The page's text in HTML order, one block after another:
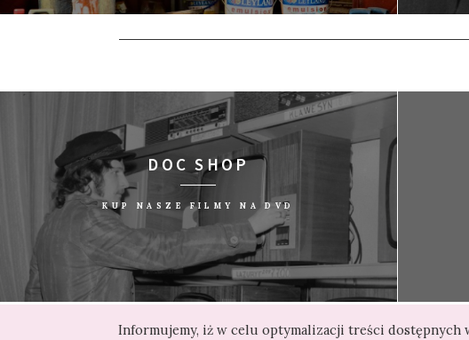
Informujemy, iż w celu optymalizacji treści dostępnych
DOC SHOP
KUP NASZE FILMY NA DVD